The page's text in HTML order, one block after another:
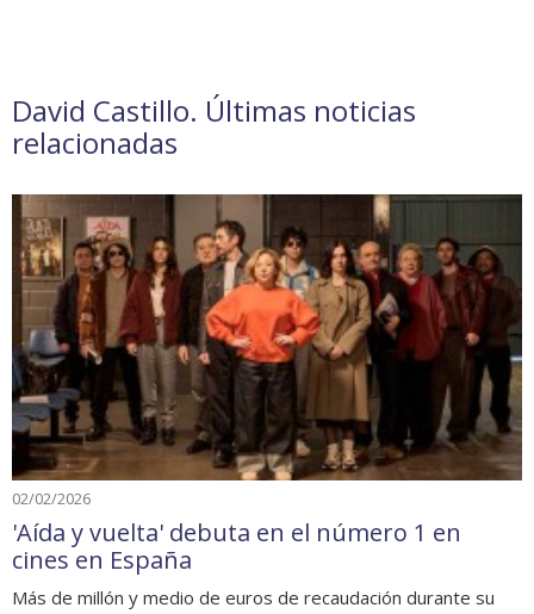
David Castillo. Últimas noticias
relacionadas
02/02/2026
'Aída y vuelta' debuta en el número 1 en
cines en España
Más de millón y medio de euros de recaudación durante su